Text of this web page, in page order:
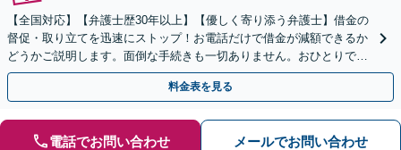
【全国対応】【弁護士歴30年以上】【優しく寄り添う弁護士】借金の
督促・取り立てを迅速にストップ！お電話だけで借金が減額できるか
どうかご説明します。面倒な手続きも一切ありません。おひとりで悩
まず、お気軽にご相談ください。【電話相談可】
料金表を見る
電話でお問い合わせ メールでお問い合わせ